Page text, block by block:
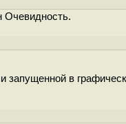
Очевидность.
запущенной в